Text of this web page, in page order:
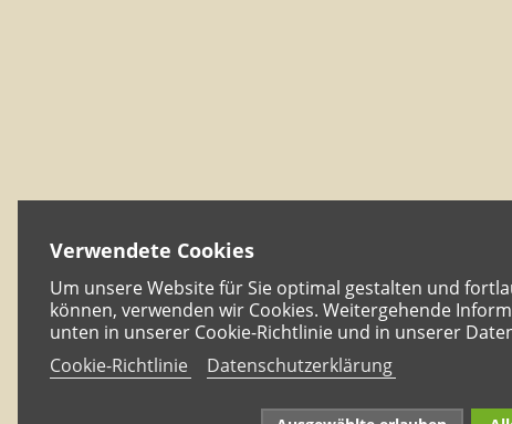
Verwendete Cookies
Um unsere Website für Sie optimal gestalten und
können, verwenden wir Cookies. Weitergehende
unten in unserer Cookie-Richtlinie und in unserer
Cookie-Richtlinie
Datenschutzerklärung